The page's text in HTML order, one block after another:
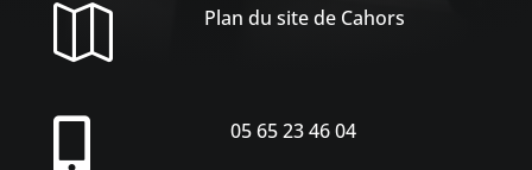
 Plan du site de Cahors
 05 65 23 46 04